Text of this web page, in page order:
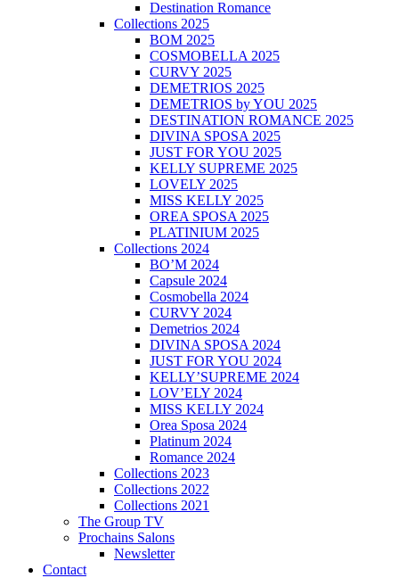
Destination Romance
Collections 2025
BOM 2025
COSMOBELLA 2025
CURVY 2025
DEMETRIOS 2025
DEMETRIOS by YOU 2025
DESTINATION ROMANCE 2025
DIVINA SPOSA 2025
JUST FOR YOU 2025
KELLY SUPREME 2025
LOVELY 2025
MISS KELLY 2025
OREA SPOSA 2025
PLATINIUM 2025
Collections 2024
BO’M 2024
Capsule 2024
Cosmobella 2024
CURVY 2024
Demetrios 2024
DIVINA SPOSA 2024
JUST FOR YOU 2024
KELLY’SUPREME 2024
LOV’ELY 2024
MISS KELLY 2024
Orea Sposa 2024
Platinum 2024
Romance 2024
Collections 2023
Collections 2022
Collections 2021
The Group TV
Prochains Salons
Newsletter
Contact